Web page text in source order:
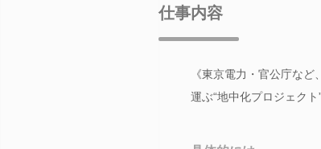
仕事内容
《東京電力・官公庁な
運ぶ“地中化プロジェク